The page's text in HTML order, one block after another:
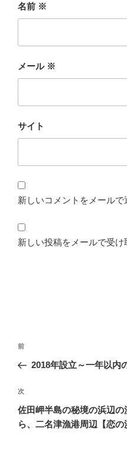
名前 ※
メール ※
サイト
新しいコメントをメールで
新しい投稿をメールで受け
投
ナ
ビ
ゲ
ー
前
の
稿
前
2018年設立～一年
次
の
投
次
佐田岬半島の秘境の浜辺
ら、二名津漁港周辺【恋の